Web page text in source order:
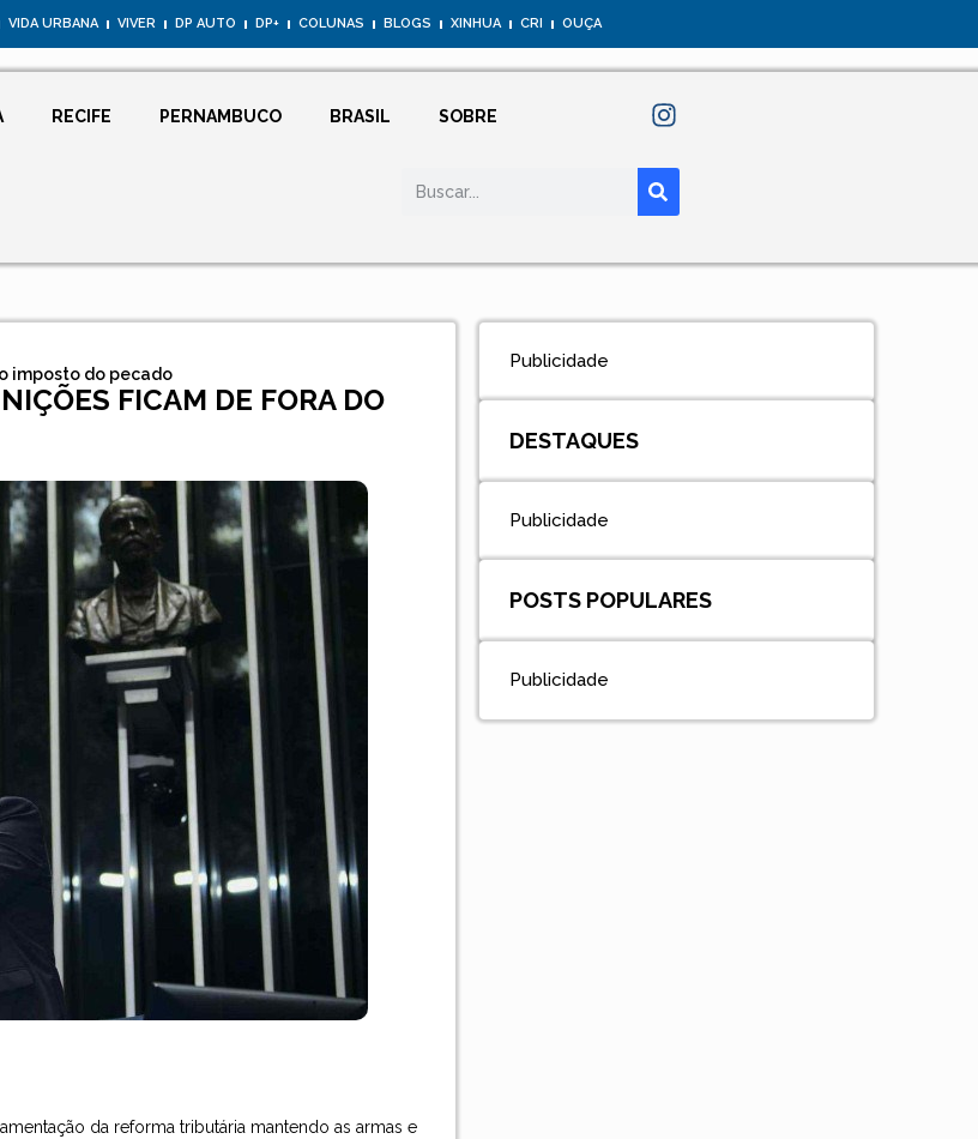
VIDA URBANA VIVER DP AUTO DP+ COLUNAS BLOGS XINHUA CRI OUÇA
RECIFE PERNAMBUCO BRASIL SOBRE
imposto do pecado
FICAM DE FORA DO
da reforma tributária mantendo as armas e
Publicidade
DESTAQUES
Publicidade
POSTS POPULARES
Publicidade